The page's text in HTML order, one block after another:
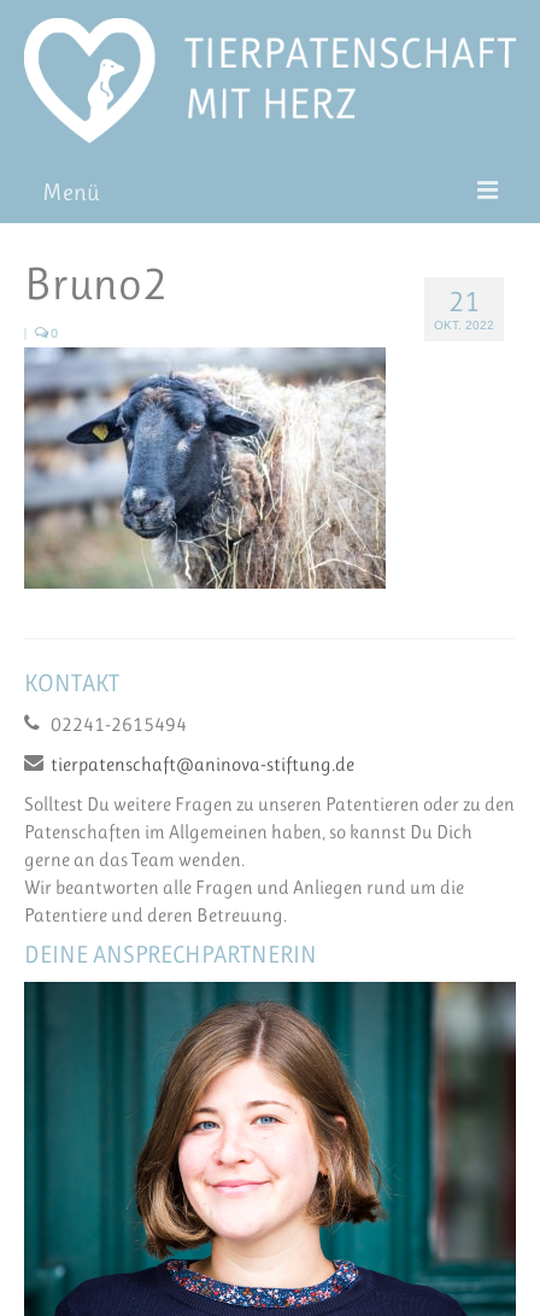
Menü
Pat*in werden
Patenschaft verschenken
Blog
FAQ
21
OKT. 2022
Bruno2
| 0
KONTAKT
02241-2615494
tierpatenschaft@aninova-stiftung.de
Solltest Du weitere Fragen zu unseren Patentieren oder zu den
Patenschaften im Allgemeinen haben, so kannst Du Dich
gerne an das Team wenden.
Wir beantworten alle Fragen und Anliegen rund um die
Patentiere und deren Betreuung.
DEINE ANSPRECHPARTNERIN